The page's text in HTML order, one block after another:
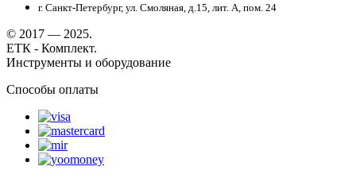
г. Санкт-Петербург, ул. Смоляная, д.15, лит. А, пом. 24
© 2017 — 2025.
ЕТК - Комплект.
Инструменты и оборудование
Способы оплаты